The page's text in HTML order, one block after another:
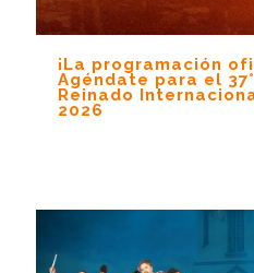
¡La programación
Agéndate para el
Reinado
2026